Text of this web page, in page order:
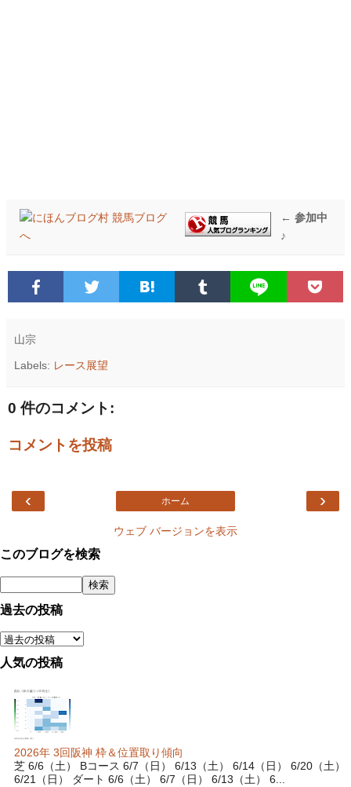
← 参加中
♪
山宗
Labels: レース展望
0 件のコメント:
コメントを投稿
‹ ›
ホーム
ウェブ バージョンを表示
このブログを検索
過去の投稿
人気の投稿
2026年 3回阪神 枠＆位置取り傾向
芝 6/6（土） Bコース 6/7（日） 6/13（土） 6/14（日） 6/20（土）
6/21（日） ダート 6/6（土） 6/7（日） 6/13（土） 6...